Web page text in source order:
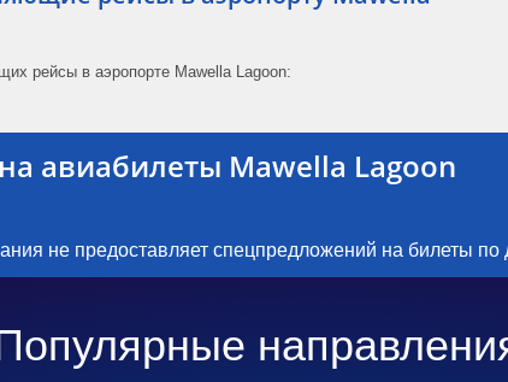
рейсы в аэропорте Mawella Lagoon:
авиабилеты Mawella Lagoon
не предоставляет спецпредложений на билеты